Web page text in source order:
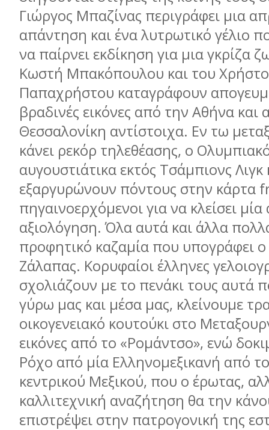
Γιώργος Μπαζίνας περιγράφει μια
απάντηση και ένα λυτρωτικό γέλιο
να παίρνει εκδίκηση για μια γκρίζα
Κωστή Μπακόπουλου και του
Παπαχρήστου καταγράφουν
βραδινές εικόνες από την Αθήνα και
Θεσσαλονίκη αντίστοιχα. Εν τω
κάνει ρεκόρ τηλεθέασης, ο
αυγουστιάτικα εκτός Τσάμπιονς Λιγκ
εξαργυρώνoυν πόντους στην κάρτα
πηγαινοερχόμενοι για να κλείσει
αξιολόγηση. Όλα αυτά και άλλα
προφητικό καζαμία που υπογράφει
Ζάλαπας. Κορυφαίοι έλληνες
σχολιάζουν με το πενάκι τους αυτά
γύρω μας και μέσα μας, κλείνουμε
οικογενειακό κουτούκι στο
εικόνες από το «Ρομάντσο», ενώ
Ρόχο από μία Ελληνομεξικανή από
κεντρικού Μεξικού, που ο έρωτας,
καλλιτεχνική αναζήτηση θα την
επιστρέψει στην πατρογονική της